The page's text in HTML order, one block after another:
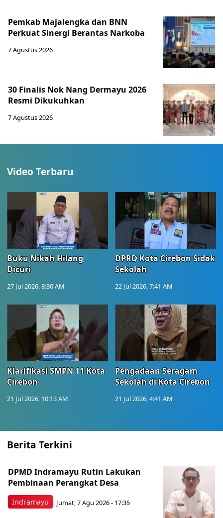
Pemkab Majalengka dan BNN
Perkuat Sinergi Berantas Narkoba
7 Agustus 2026
30 Finalis Nok Nang Dermayu 2026
Resmi Dikukuhkan
7 Agustus 2026
Video Terbaru
Buku Nikah Hilang
Dicuri
27 Jul 2026, 8:30 AM
DPRD Kota Cirebon Sidak
Sekolah
22 Jul 2026, 7:41 AM
Klarifikasi SMPN 11 Kota
Cirebon
21 Jul 2026, 10:13 AM
Pengadaan Seragam
Sekolah di Kota Cirebon
21 Jul 2026, 4:41 AM
Berita Terkini
Indramayu
DPMD Indramayu Rutin Lakukan
Pembinaan Perangkat Desa
Jumat, 7 Agu 2026 - 17:35